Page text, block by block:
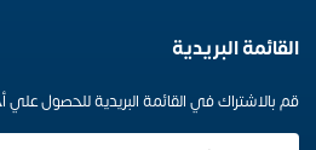
القائمة البريدية
قم بالاشتراك في القائمة البريدية للحصول